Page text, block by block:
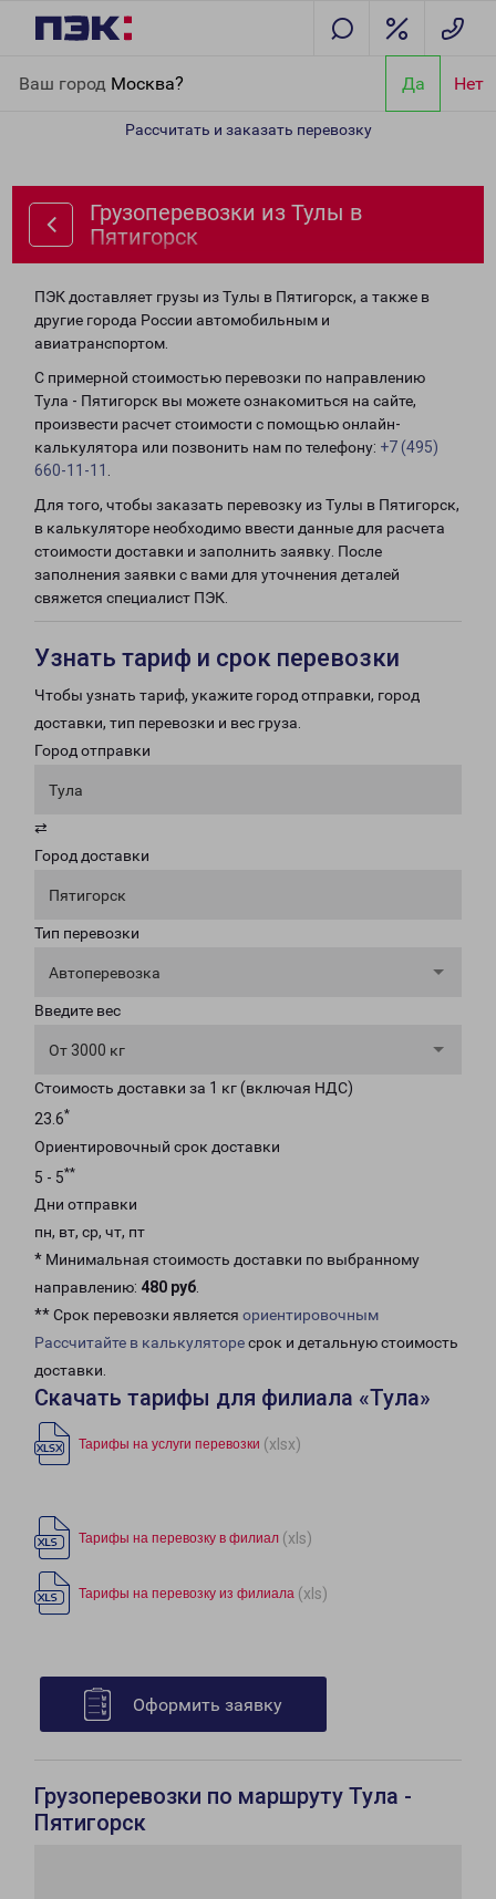
Ваш город Москва? Да Нет
Рассчитать и заказать перевозку
Грузоперевозки из Тулы в
Пятигорск
ПЭК доставляет грузы из Тулы в Пятигорск, а также в
другие города России автомобильным и
авиатранспортом.
С примерной стоимостью перевозки по направлению
Тула - Пятигорск вы можете ознакомиться на сайте,
произвести расчет стоимости с помощью онлайн-
калькулятора или позвонить нам по телефону: +7 (495)
660-11-11
Для того, чтобы заказать перевозку из Тулы в Пятигорск,
в калькуляторе необходимо ввести данные для расчета
стоимости доставки и заполнить заявку. После
заполнения заявки с вами для уточнения деталей
свяжется специалист ПЭК.
Узнать тариф и срок перевозки
Чтобы узнать тариф, укажите город отправки, город
доставки, тип перевозки и вес груза.
Город отправки
Тула
⇄
Город доставки
Пятигорск
Тип перевозки
Автоперевозка
Введите вес
От 3000 кг
Стоимость доставки за 1 кг (включая НДС)
23.6*
Ориентировочный срок доставки
5 - 5**
Дни отправки
пн, вт, ср, чт, пт
* Минимальная стоимость доставки по выбранному
направлению: 480 руб.
** Срок перевозки является ориентировочным
Рассчитайте в калькуляторесрок и детальную стоимость
доставки.
Скачать тарифы для филиала «Тула»
Тарифы на услуги перевозки (xlsx)
Тарифы на перевозку в филиал (xls)
Тарифы на перевозку из филиала (xls)
Оформить заявку
Грузоперевозки по маршруту Тула -
Пятигорск